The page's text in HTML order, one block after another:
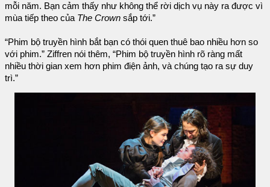
mỗi năm. Bạn cảm thấy như không thể rời dịch vụ này ra được vì
mùa tiếp theo của The Crown sắp tới.”
“Phim bộ truyền hình bắt bạn có thói quen thuê bao nhiều hơn so
với phim.” Ziffren nói thêm, “Phim bộ truyền hình rõ ràng mất
nhiều thời gian xem hơn phim điện ảnh, và chúng tạo ra sự duy
trì.”